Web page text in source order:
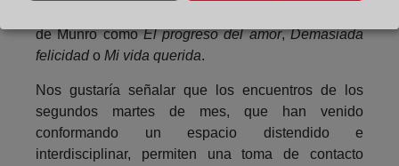
de Munro comoEl progreso del amor,Demasiada
felicidado Mi vida querida.
Nos gustaría señalar que los encuentros de los
segundos martes de mes, que han venido
conformando un espacio distendido e
interdisciplinar, permiten una toma de contacto